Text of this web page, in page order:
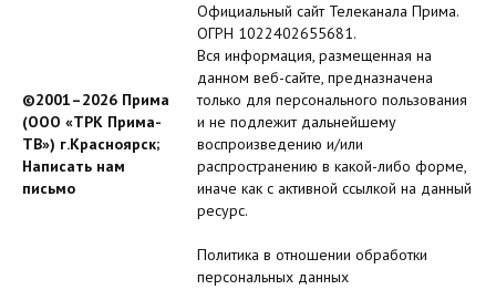
©2001–2026 Прима
(ООО «ТРК Прима-
ТВ») г.Красноярск;
Написать нам
письмо
Официальный сайт Телеканала Прима.
ОГРН 1022402655681.
Вся информация, размещенная на
данном веб-сайте, предназначена
только для персонального пользования
и не подлежит дальнейшему
воспроизведению и/или
распространению в какой-либо форме,
иначе как с активной ссылкой на данный
ресурс.
Политика в отношении обработки
персональных данных